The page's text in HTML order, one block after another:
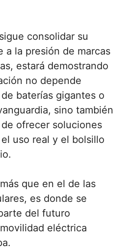
consolidar su
a la presión de marcas
estará demostrando
no depende
baterías gigantes o
sino también
ofrecer soluciones
uso real y el bolsillo
que en el de las
es donde se
del futuro
eléctrica